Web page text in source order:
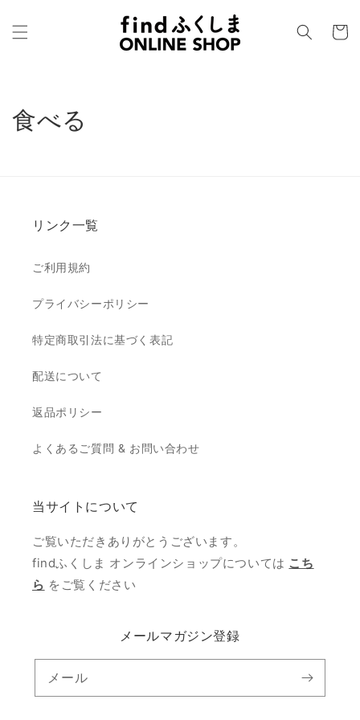
進む
ー
食べる
リンク一覧
ご利用規約
プライバシーポリシー
特定商取引法に基づく表記
配送について
返品ポリシー
よくあるご質問 & お問い合わせ
当サイトについて
ご覧いただきありがとうございます。
findふくしま オンラインショップについては こち
ら をご覧ください
メールマガジン登録
メール